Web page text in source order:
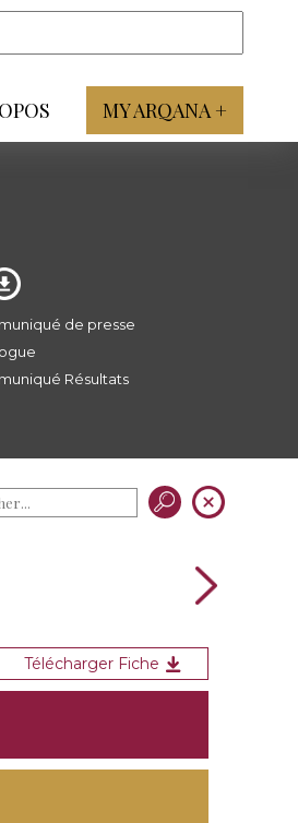
MY ARQANA +
de presse
Résultats
Télécharger Fiche